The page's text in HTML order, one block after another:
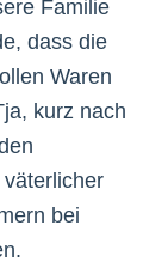
Familie
dass die
Waren
kurz nach
bei